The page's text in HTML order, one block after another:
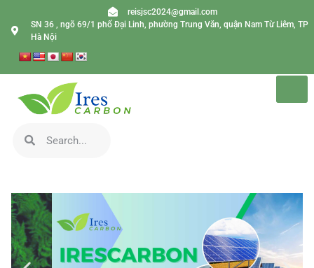
reisjsc2024@gmail.com
SN 36 , ngõ 69/1 phố Đại Linh, phường Trung Văn, quận Nam Từ Liêm, TP
Hà Nội